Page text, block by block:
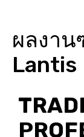
ผลงาน
Lantis